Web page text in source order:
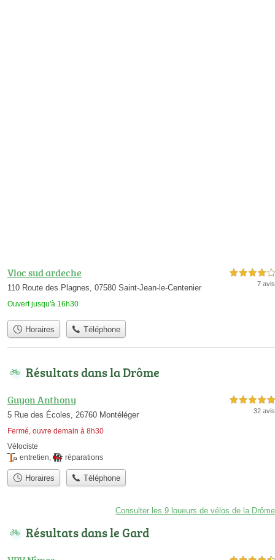
Vloc sud ardeche
110 Route des Plagnes, 07580 Saint-Jean-le-Centenier
Ouvert jusqu'à 16h30
4,0 étoiles sur 5
7 avis
Horaires Téléphone
Résultats dans la Drôme
Guyon Anthony
5 Rue des Écoles, 26760 Montéléger
Fermé, ouvre demain à 8h30
5,0 étoiles sur 5
32 avis
Vélociste
entretien
réparations
Horaires Téléphone
Consulter les 9 loueurs de vélos de la Drôme
Résultats dans le Gard